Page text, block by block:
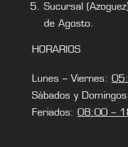
Sucursal
de Agosto.
HORARIOS
Lunes – Viernes:
Sábados y
Feriados: 08:00 –